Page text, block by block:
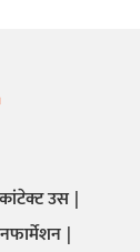
कांटेक्ट उस